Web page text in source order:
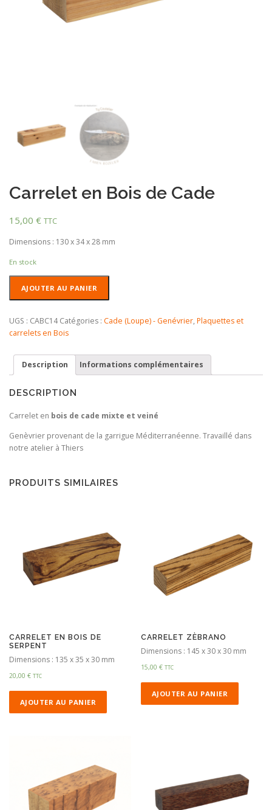
Carrelet en Bois de Cade
15,00 € TTC
Dimensions : 130 x 34 x 28 mm
En stock
en
Bois
Cade
AJOUTER AU PANIER
UGS : CABC14 Catégories : Cade (Loupe) - Genévrier, Plaquettes et
carrelets en Bois
Description Informations complémentaires
DESCRIPTION
Carrelet en bois de cade mixte et veiné
Genèvrier provenant de la garrigue Méditerranéenne. Travaillé dans
notre atelier à Thiers
PRODUITS SIMILAIRES
CARRELET EN BOIS DE
SERPENT
Dimensions : 135 x 35 x 30 mm
20,00 € TTC
AJOUTER AU PANIER
CARRELET ZÈBRANO
Dimensions : 145 x 30 x 30 mm
15,00€ TTC
AJOUTER AU PANIER